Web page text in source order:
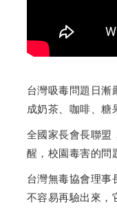
台灣吸毒問題日漸
成奶茶、咖啡、
全國家長會長聯盟
醒，校園毒害的問
台灣無毒協會理事
不容易再驗出來，